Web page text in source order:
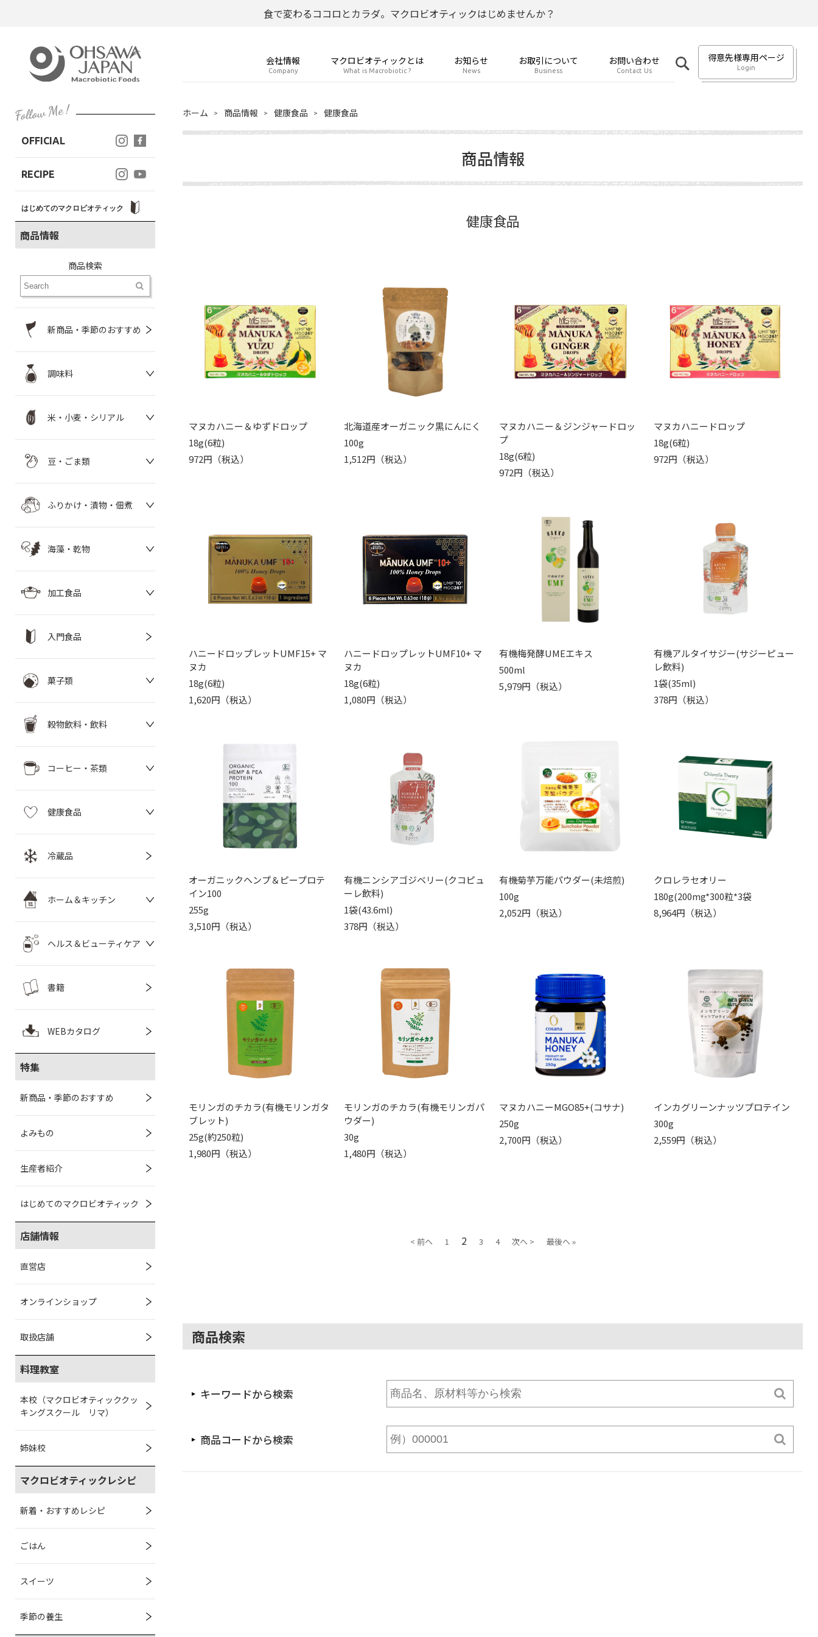
食で変わるココロとカラダ。マクロビオティックはじめませんか？
会社情報
Company
マクロビオティックとは
What is Macrobiotic ?
お知らせ
News
お取引について
Business
お問い合わせ
Contact Us
得意先様専用ページ
Login
OFFICIAL
RECIPE
はじめてのマクロビオティック
商品情報
商品検索
新商品・季節のおすすめ
調味料
米・小麦・シリアル
豆・ごま類
ふりかけ・漬物・佃煮
海藻・乾物
加工食品
入門食品
菓子類
穀物飲料・飲料
コーヒー・茶類
健康食品
冷蔵品
ホーム＆キッチン
ヘルス＆ビューティケア
書籍
WEBカタログ
特集
新商品・季節のおすすめ
よみもの
生産者紹介
はじめてのマクロビオティック
店舗情報
直営店
オンラインショップ
取扱店舗
料理教室
本校（マクロビオティッククッ
キングスクール リマ）
姉妹校
マクロビオティックレシピ
新着・おすすめレシピ
ごはん
スイーツ
季節の養生
ホーム 商品情報 健康食品 健康食品
商品情報
健康食品
マヌカハニー＆ゆずドロップ
18g(6粒)
972円（税込）
北海道産オーガニック黒にんにく
100g
1,512円（税込）
マヌカハニー＆ジンジャードロッ
プ
18g(6粒)
972円（税込）
マヌカハニードロップ
18g(6粒)
972円（税込）
ハニードロップレットUMF15+ マ
ヌカ
18g(6粒)
1,620円（税込）
ハニードロップレットUMF10+ マ
ヌカ
18g(6粒)
1,080円（税込）
有機梅発酵UMEエキス
500ml
5,979円（税込）
有機アルタイサジー(サジーピュー
レ飲料)
1袋(35ml)
378円（税込）
オーガニックヘンプ＆ピープロテ
イン100
255g
3,510円（税込）
有機ニンシアゴジベリー(クコピュ
ーレ飲料)
1袋(43.6ml)
378円（税込）
有機菊芋万能パウダー(未焙煎)
100g
2,052円（税込）
クロレラセオリー
180g(200mg*300粒*3袋
8,964円（税込）
モリンガのチカラ(有機モリンガタ
ブレット)
25g(約250粒)
1,980円（税込）
モリンガのチカラ(有機モリンガパ
ウダー)
30g
1,480円（税込）
マヌカハニーMGO85+(コサナ)
250g
2,700円（税込）
インカグリーンナッツプロテイン
300g
2,559円（税込）
< 前へ 1 2 3 4 次へ > 最後へ »
商品検索
キーワードから検索
商品コードから検索